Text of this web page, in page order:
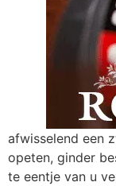
afwisselend een
opeten, ginder
te eentje van u